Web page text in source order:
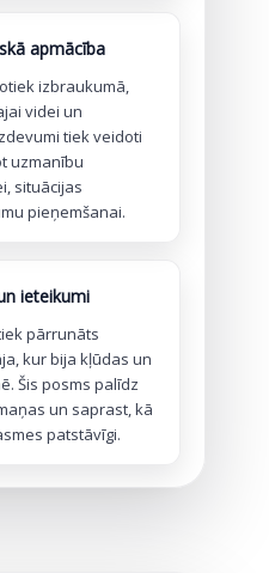
apmācība
izbraukumā,
videi un
tiek veidoti
uzmanību
situācijas
pieņemšanai.
ieteikumi
pārrunāts
kur bija kļūdas un
Šis posms palīdz
un saprast, kā
patstāvīgi.